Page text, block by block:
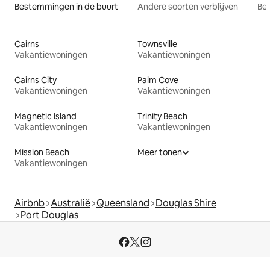
Bestemmingen in de buurt Andere soorten verblijven
Cairns
Vakantiewoningen
Townsville
Vakantiewoningen
Cairns City
Vakantiewoningen
Palm Cove
Vakantiewoningen
Magnetic Island
Vakantiewoningen
Trinity Beach
Vakantiewoningen
Mission Beach
Vakantiewoningen
Meer tonen
Airbnb Australië Queensland Douglas Shire
Port Douglas